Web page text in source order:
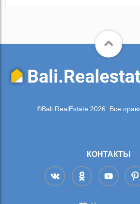
©Bali.RealEstate 2026. Все
КОНТАКТЫ